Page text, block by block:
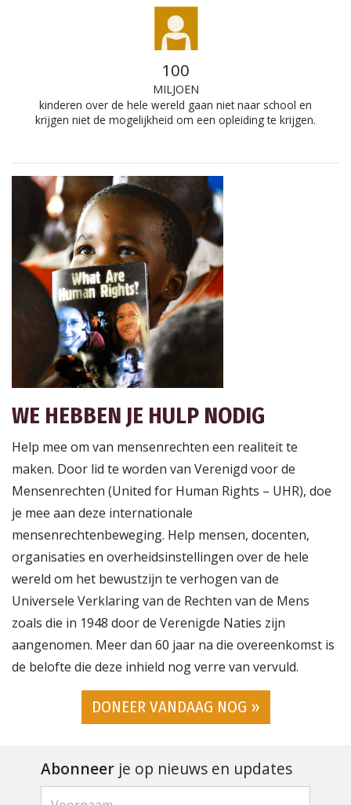
100
MILJOEN
kinderen over de hele wereld gaan niet naar school en
krijgen niet de mogelijkheid om een opleiding te krijgen.
WE HEBBEN JE HULP NODIG
Help mee om van mensenrechten een realiteit te
maken. Door lid te worden van Verenigd voor de
Mensenrechten (United for Human Rights – UHR), doe
je mee aan deze internationale
mensenrechtenbeweging. Help mensen, docenten,
organisaties en overheidsinstellingen over de hele
wereld om het bewustzijn te verhogen van de
Universele Verklaring van de Rechten van de Mens
zoals die in 1948 door de Verenigde Naties zijn
aangenomen. Meer dan 60 jaar na die overeenkomst is
de belofte die deze inhield nog verre van vervuld.
DONEER VANDAAG NOG »
Abonneer je op nieuws en updates